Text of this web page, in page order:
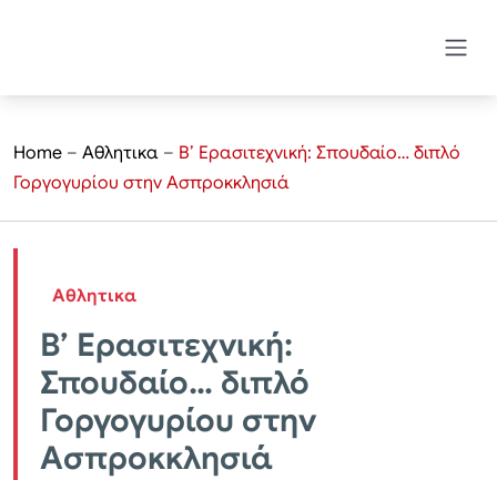
Home – Αθλητικα – Β’ Ερασιτεχνική: Σπουδαίο… διπλό
Γοργογυρίου στην Ασπροκκλησιά
Αθλητικα
Β’ Ερασιτεχνική:
Σπουδαίο… διπλό
Γοργογυρίου στην
Ασπροκκλησιά